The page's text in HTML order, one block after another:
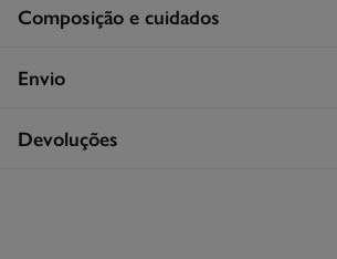
Composição e cuidados
Composição
Cuidados
Envio
Levantamento na loja em Portugal
Continental
Devoluções